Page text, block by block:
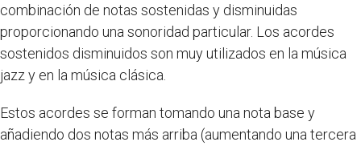
combinación de notas sostenidas y disminuidas
proporcionando una sonoridad particular. Los acordes
sostenidos disminuidos son muy utilizados en la música
jazz y en la música clásica.
Estos acordes se forman tomando una nota base y
añadiendo dos notas más arriba (aumentando una tercera